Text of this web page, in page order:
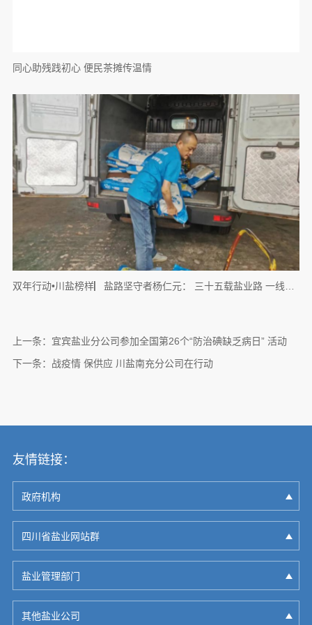
同心助残践初心 便民茶摊传温情
上一条： 宜宾盐业分公司参加全国第26个“防治碘缺乏病日” 活动
下一条： 战疫情 保供应 川盐南充分公司在行动
友情链接：
政府机构
四川省盐业网站群
盐业管理部门
其他盐业公司